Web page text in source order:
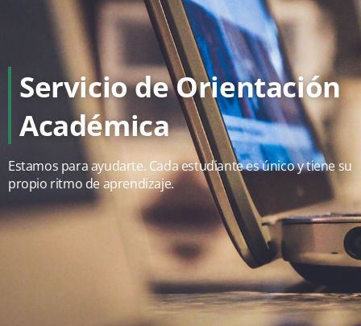
Servicio de Orientación
Académica
Estamos para ayudarte. Cada estudiante es único y tiene su
propio ritmo de aprendizaje.